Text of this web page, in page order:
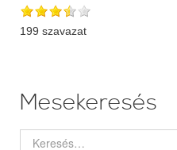
199 szavazat
Mesekeresés